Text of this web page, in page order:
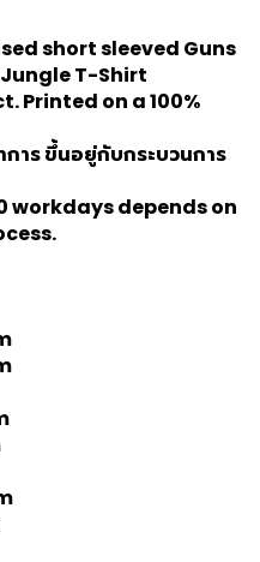
short sleeved Guns
T-Shirt
Printed on a 100%
าร ขึ้นอยู่กับกระบวนการ
depends on